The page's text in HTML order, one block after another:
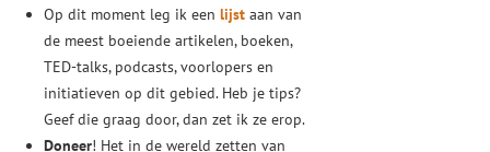
Op dit moment leg ik een lijst aan van
de meest boeiende artikelen, boeken,
TED-talks, podcasts, voorlopers en
initiatieven op dit gebied. Heb je tips?
Geef die graag door, dan zet ik ze erop.
Doneer! Het in de wereld zetten van